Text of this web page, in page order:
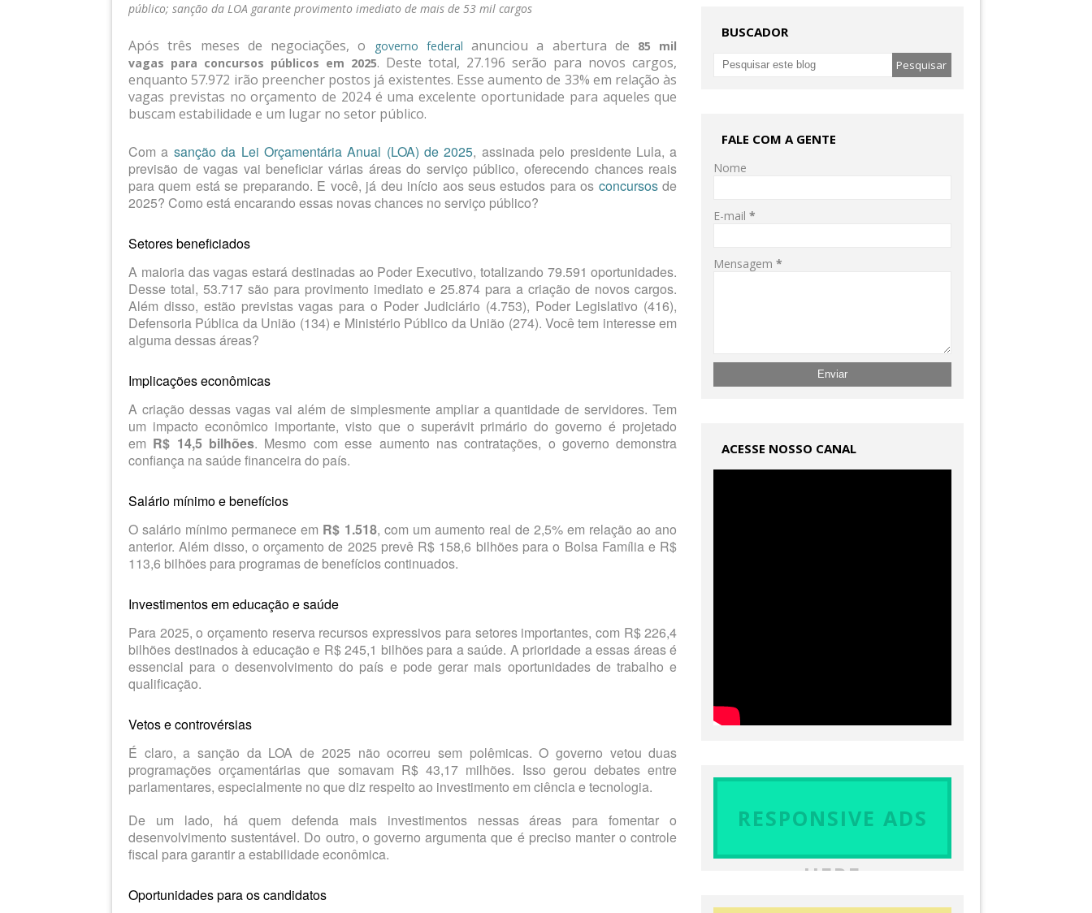
público; sanção da LOA garante provimento imediato de mais de 53 mil cargos
Após três meses de negociações, o governo federal anunciou a abertura de
85 mil
vagas para concursos públicos em 2025. Deste total, 27.196 serão para novos cargos,
enquanto 57.972 irão preencher postos já existentes. Esse aumento de 33% em relação às
vagas previstas no orçamento de 2024 é uma excelente oportunidade para aqueles que
buscam estabilidade e um lugar no setor público.
Com a sanção da Lei Orçamentária Anual (LOA) de 2025, assinada pelo presidente Lula, a
previsão de vagas vai beneficiar várias áreas do serviço público, oferecendo chances reais
para quem está se preparando. E você, já deu início aos seus estudos para os concursosde
2025? Como está encarando essas novas chances no serviço público?
Setores beneficiados
A maioria das vagas estará destinadas ao Poder Executivo, totalizando 79.591 oportunidades.
Desse total, 53.717 são para provimento imediato e 25.874 para a criação de novos cargos.
Além disso, estão previstas vagas para o Poder Judiciário (4.753), Poder Legislativo (416),
Defensoria Pública da União (134) e Ministério Público da União (274). Você tem interesse em
alguma dessas áreas?
Implicações econômicas
A criação dessas vagas vai além de simplesmente ampliar a quantidade de servidores. Tem
um impacto econômico importante, visto que o superávit primário do governo é projetado
em R$ 14,5 bilhões. Mesmo com esse aumento nas contratações, o governo demonstra
confiança na saúde financeira do país.
Salário mínimo e benefícios
O salário mínimo permanece em R$ 1.518, com um aumento real de 2,5% em relação ao ano
anterior. Além disso, o orçamento de 2025 prevê R$ 158,6 bilhões para o Bolsa Família e R$
113,6 bilhões para programas de benefícios continuados.
Investimentos em educação e saúde
Para 2025, o orçamento reserva recursos expressivos para setores importantes, com R$ 226,4
bilhões destinados à educação e R$ 245,1 bilhões para a saúde. A prioridade a essas áreas é
essencial para o desenvolvimento do país e pode gerar mais oportunidades de trabalho e
qualificação.
Vetos e controvérsias
É claro, a sanção da LOA de 2025 não ocorreu sem polêmicas. O governo vetou duas
programações orçamentárias que somavam R$ 43,17 milhões. Isso gerou debates entre
parlamentares, especialmente no que diz respeito ao investimento em ciência e tecnologia.
De um lado, há quem defenda mais investimentos nessas áreas para fomentar o
desenvolvimento sustentável. Do outro, o governo argumenta que é preciso manter o controle
fiscal para garantir a estabilidade econômica.
Oportunidades para os candidatos
BUSCADOR
FALE COM A GENTE
Nome
E-mail*
Mensagem*
ACESSE NOSSO CANAL
RESPONSIVE ADS
HERE